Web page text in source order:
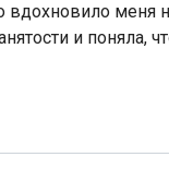
меня
и поняла,